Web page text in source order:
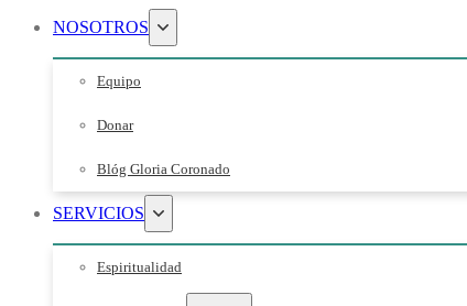
NOSOTROS
Equipo
Donar
Blóg Gloria Coronado
SERVICIOS
Espiritualidad